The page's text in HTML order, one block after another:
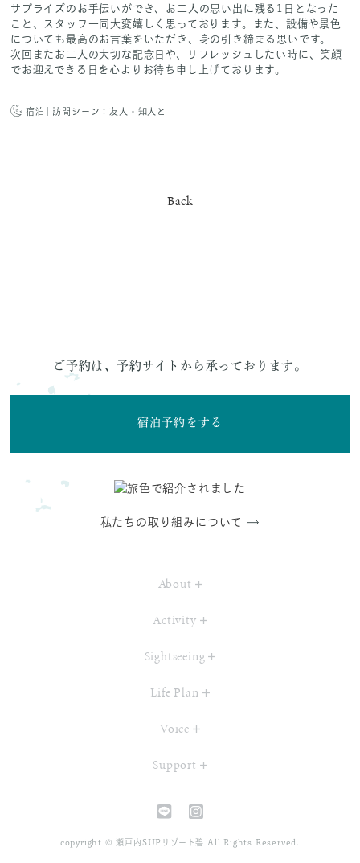
サプライズのお手伝いができ、お二人の思い出に残る1日となった
こと、スタッフ一同大変嬉しく思っております。また、設備や景色
についても最高のお言葉をいただき、身の引き締まる思いです。
次回またお二人の大切な記念日や、リフレッシュしたい時に、笑顔
でお迎えできる日を心よりお待ち申し上げております。
宿泊 訪問シーン：友人・知人と
Back
ご予約は、予約サイトから承っております。
宿泊予約をする
私たちの取り組みについて
About
Activity
Sightseeing
Life Plan
Voice
Support
copyright © 瀬戸内SUPリゾート碧 All Rights Reserved.